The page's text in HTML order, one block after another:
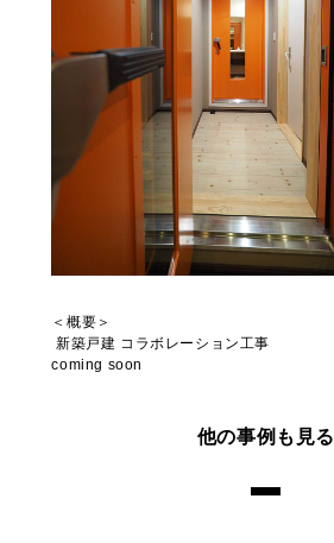
＜概要＞
新築戸建 コラボレーション工事
coming soon
他の事例も見る